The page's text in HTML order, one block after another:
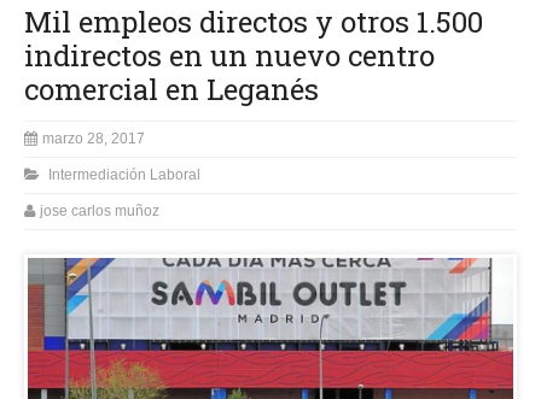
Mil empleos directos y otros 1.500
indirectos en un nuevo centro
comercial en Leganés
marzo 28, 2017
Intermediación Laboral
jose carlos muñoz